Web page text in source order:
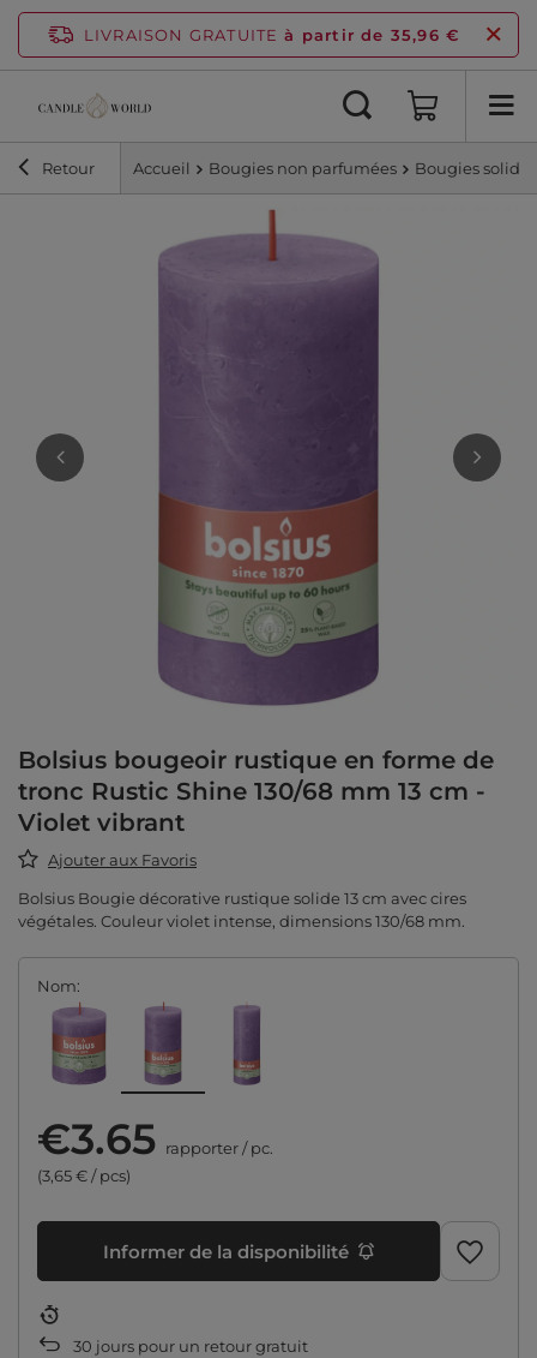
LIVRAISON GRATUITE à partir de 35,96 €
Retour Accueil Bougies non parfumées Bougies solides
Bolsius bougeoir rustique en forme de
tronc Rustic Shine 130/68 mm 13 cm -
Violet vibrant
Ajouter aux Favoris
Bolsius Bougie décorative rustique solide 13 cm avec cires
végétales. Couleur violet intense, dimensions 130/68 mm.
Nom
€3.65 rapporter/pc.
(3,65 € / pcs)
Informer de la disponibilité
30 jours pour un retour gratuit